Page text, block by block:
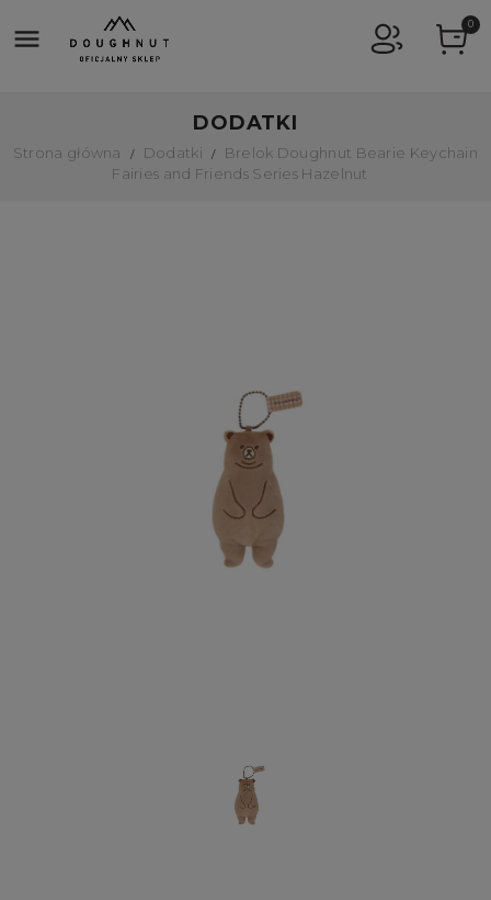
 0
DODATKI
Strona główna Dodatki
Brelok Doughnut Bearie Keychain
Fairies and Friends Series Hazelnut